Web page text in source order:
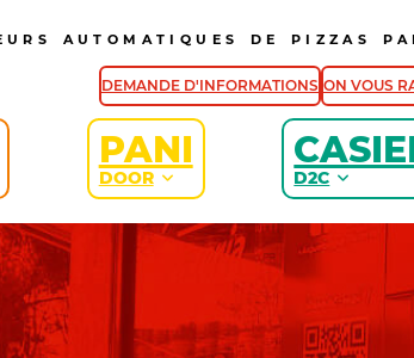
AUTOMATIQUES DE PIZZAS
DEMANDE D'INFORMATIONS ON VOUS
PANI
DOOR D2C